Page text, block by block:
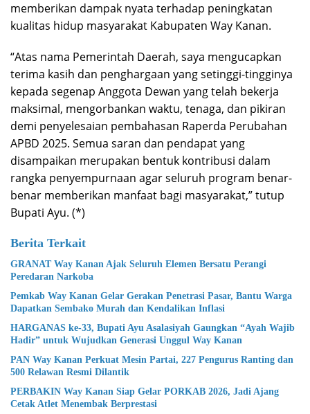
memberikan dampak nyata terhadap peningkatan
kualitas hidup masyarakat Kabupaten Way Kanan.
“Atas nama Pemerintah Daerah, saya mengucapkan
terima kasih dan penghargaan yang setinggi-tingginya
kepada segenap Anggota Dewan yang telah bekerja
maksimal, mengorbankan waktu, tenaga, dan pikiran
demi penyelesaian pembahasan Raperda Perubahan
APBD 2025. Semua saran dan pendapat yang
disampaikan merupakan bentuk kontribusi dalam
rangka penyempurnaan agar seluruh program benar-
benar memberikan manfaat bagi masyarakat,” tutup
Bupati Ayu. (*)
Berita Terkait
GRANAT Way Kanan Ajak Seluruh Elemen Bersatu Perangi
Peredaran Narkoba
Pemkab Way Kanan Gelar Gerakan Penetrasi Pasar, Bantu Warga
Dapatkan Sembako Murah dan Kendalikan Inflasi
HARGANAS ke-33, Bupati Ayu Asalasiyah Gaungkan “Ayah Wajib
Hadir” untuk Wujudkan Generasi Unggul Way Kanan
PAN Way Kanan Perkuat Mesin Partai, 227 Pengurus Ranting dan
500 Relawan Resmi Dilantik
PERBAKIN Way Kanan Siap Gelar PORKAB 2026, Jadi Ajang
Cetak Atlet Menembak Berprestasi